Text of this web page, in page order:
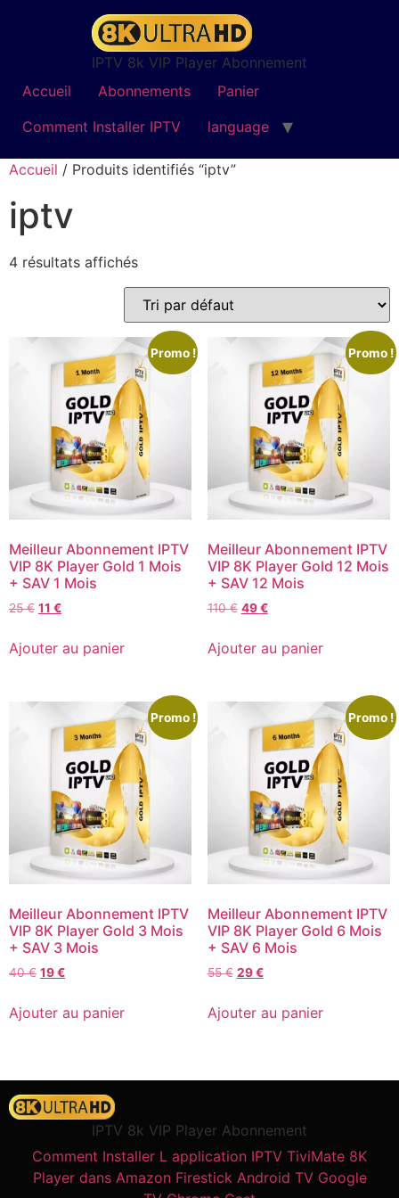
IPTV 8k VIP Player Abonnement
Accueil
Abonnements
Panier
Comment Installer IPTV
language
Accueil / Produits identifiés “iptv”
iptv
4 résultats affichés
Promo !
Meilleur Abonnement IPTV
VIP 8K Player Gold 1 Mois
+ SAV 1 Mois
25€ 11 €
Ajouter au panier
Promo !
Meilleur Abonnement IPTV
VIP 8K Player Gold 12 Mois
+ SAV 12 Mois
110€ 49€
Ajouter au panier
Promo !
Meilleur Abonnement IPTV
VIP 8K Player Gold 3 Mois
+ SAV 3 Mois
40€ 19€
Ajouter au panier
Promo !
Meilleur Abonnement IPTV
VIP 8K Player Gold 6 Mois
+ SAV 6 Mois
55€ 29€
Ajouter au panier
IPTV 8k VIP Player Abonnement
Comment Installer L application IPTV TiviMate 8K
Player dans Amazon Firestick Android TV Google